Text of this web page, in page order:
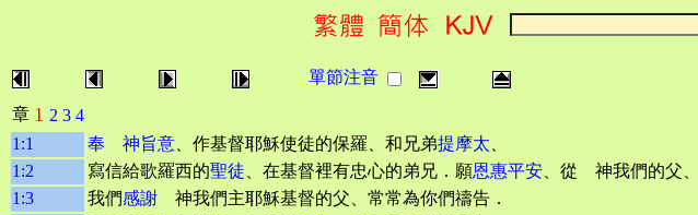
單節注音
章 1 2 3 4
1:1
奉 神旨意 、作基督耶穌使徒的保羅、和兄弟提摩太
1:2
寫信給歌羅西的聖徒 、在基督裡有忠心的弟兄．願恩惠平安 、從 神我們的父、
1:3
我們感謝 神我們主耶穌基督的父、常常為你們禱告．